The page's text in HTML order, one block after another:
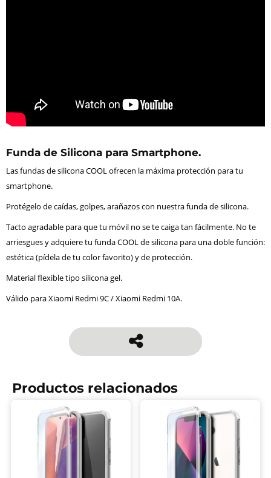
Funda de Silicona para Smartphone.
Las fundas de silicona COOL ofrecen la máxima protección para tu
smartphone.
Protégelo de caídas, golpes, arañazos con nuestra funda de silicona.
Tacto agradable para que tu móvil no se te caiga tan fácilmente. No te
arriesgues y adquiere tu funda COOL de silicona para una doble función:
estética (pídela de tu color favorito) y de protección.
Material flexible tipo silicona gel.
Válido para Xiaomi Redmi 9C / Xiaomi Redmi 10A.
Productos relacionados